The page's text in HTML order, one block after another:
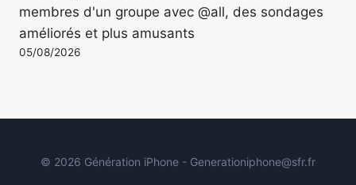
membres d'un groupe avec @all, des sondages
améliorés et plus amusants
05/08/2026
© 2026 Génération iPhone - Generationiphone@sfr.fr